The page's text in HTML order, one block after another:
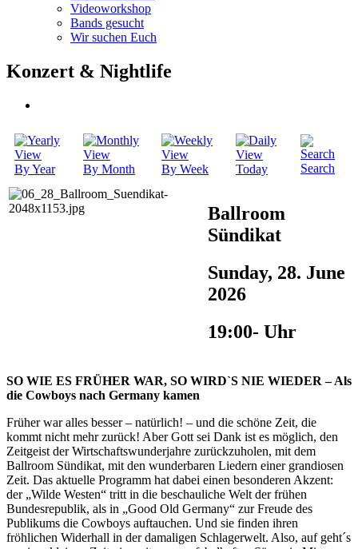
Videoworkshop
Bands gesucht
Wir suchen Euch
Konzert & Nightlife
By Year By Month By Week Today Search
Ballroom
Sündikat
Sunday, 28. June
2026
19:00- Uhr
SO WIE ES FRÜHER WAR, SO WIRD`S NIE WIEDER – Als
die Cowboys nach Germany kamen
Früher war alles besser – natürlich! – und die schöne Zeit, die
kommt nicht mehr zurück! Aber Gott sei Dank ist es möglich, den
Zeitgeist der Wirtschaftswunderjahre zurückzuholen, mit dem
Ballroom Sündikat, mit den wunderbaren Liedern einer grandiosen
Zeit. Das aktuelle Programm hat dabei einen besonderen Akzent:
der „Wilde Westen“ tritt in die beschauliche Welt der frühen
Bundesrepublik, als in „Good Old Germany“ zur Freude des
Publikums die Cowboys auftauchen. Und sie finden ihren
fröhlichen Widerhall in der damaligen Schlagerwelt. Also, auf geht´s